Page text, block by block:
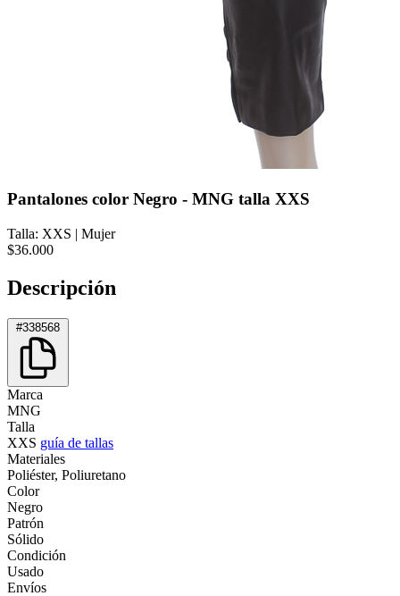
Pantalones color Negro - MNG talla XXS
Talla: XXS | Mujer
$36.000
Descripción
#338568
Marca
MNG
Talla
XXS guía de tallas
Materiales
Poliéster, Poliuretano
Color
Negro
Patrón
Sólido
Condición
Usado
Envíos